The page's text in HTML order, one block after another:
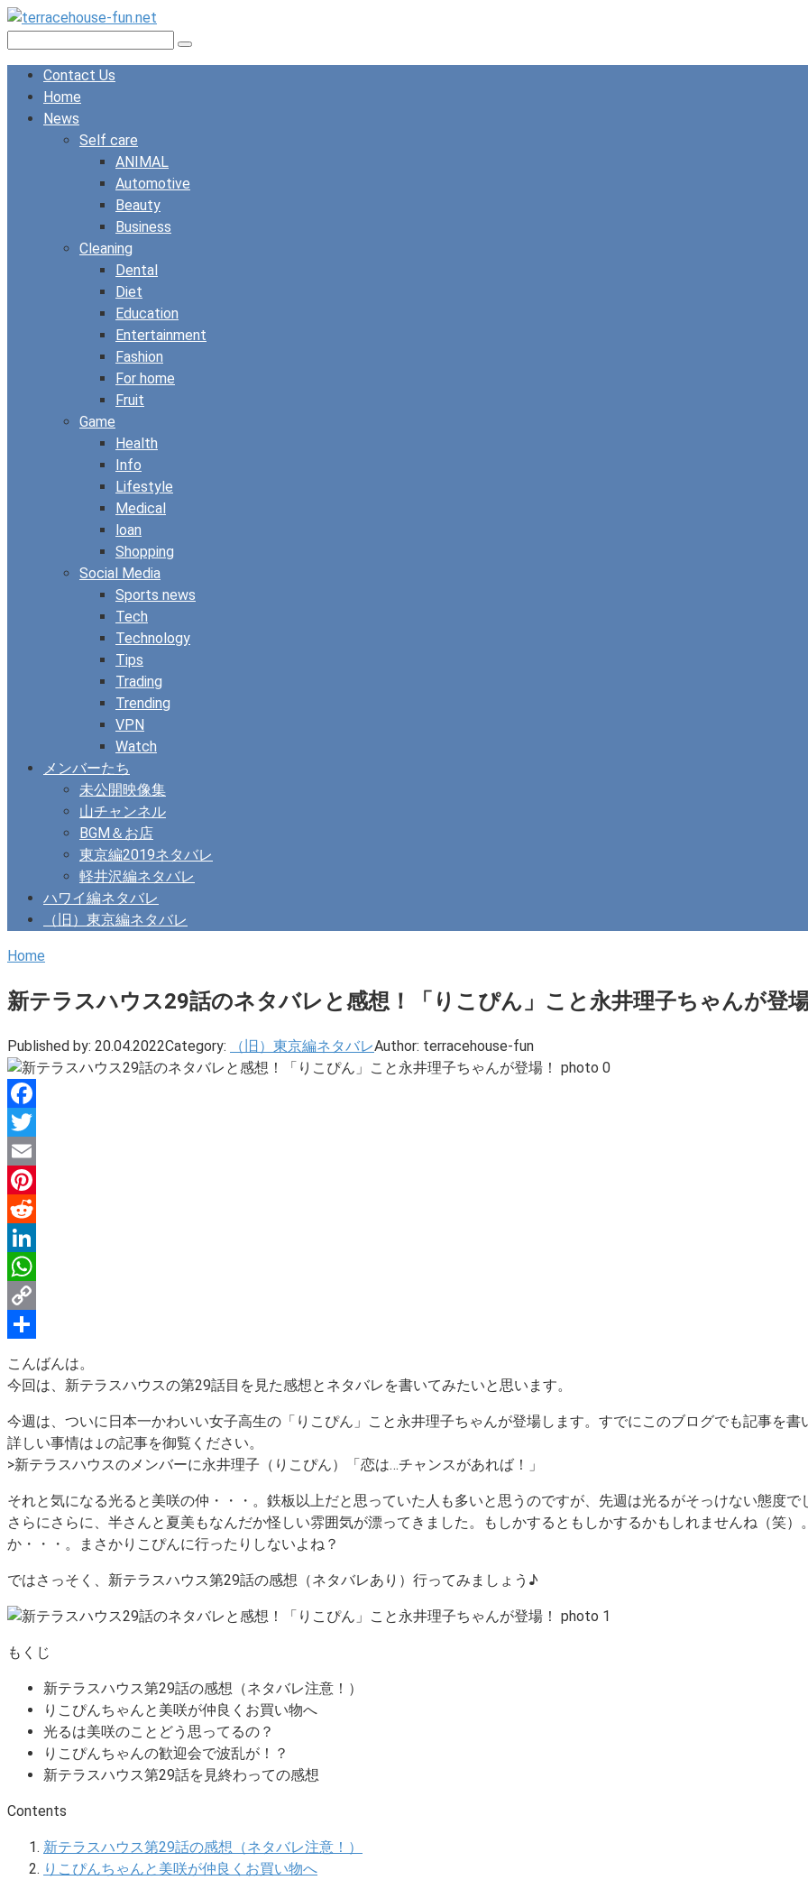
Skip
Contact Us
Home
News
Self care
ANIMAL
Automotive
Beauty
Business
Cleaning
Dental
Diet
Education
Entertainment
Fashion
For home
Fruit
Game
Health
Info
Lifestyle
Medical
loan
Shopping
Social Media
Sports news
Tech
Technology
Tips
Trading
Trending
VPN
Watch
メンバーたち
未公開映像集
山チャンネル
BGM＆お店
東京編2019ネタバレ
軽井沢編ネタバレ
ハワイ編ネタバレ
（旧）東京編ネタバレ
Home
新テラスハウス29話のネタバレと感想！「りこぴん」こと永井理子ちゃんが登
Published by: 20.04.2022Category: （旧）東京編ネタバレAuthor: terracehouse-fun
Facebook
Twitter
Email
Pinterest
Reddit
LinkedIn
WhatsApp
Copy
こんばんは。
今回は、新テラスハウスの第29話目を見た感想とネタバレを書いてみたいと思います。
今週は、ついに日本一かわいい女子高生の「りこぴん」こと永井理子ちゃんが登場します。すでにこのブログでも記事を
詳しい事情は↓の記事を御覧ください。
>新テラスハウスのメンバーに永井理子（りこぴん）「恋は…チャンスがあれば！」
それと気になる光ると美咲の仲・・・。鉄板以上だと思っていた人も多いと思うのですが、先週は光るがそっけない態度
さらにさらに、半さんと夏美もなんだか怪しい雰囲気が漂ってきました。もしかするともしかするかもしれませんね（笑
か・・・。まさかりこぴんに行ったりしないよね？
ではさっそく、新テラスハウス第29話の感想（ネタバレあり）行ってみましょう♪
もくじ
新テラスハウス第29話の感想（ネタバレ注意！）
りこぴんちゃんと美咲が仲良くお買い物へ
光るは美咲のことどう思ってるの？
りこぴんちゃんの歓迎会で波乱が！？
新テラスハウス第29話を見終わっての感想
Contents
新テラスハウス第29話の感想（ネタバレ注意！）
りこぴんちゃんと美咲が仲良くお買い物へ